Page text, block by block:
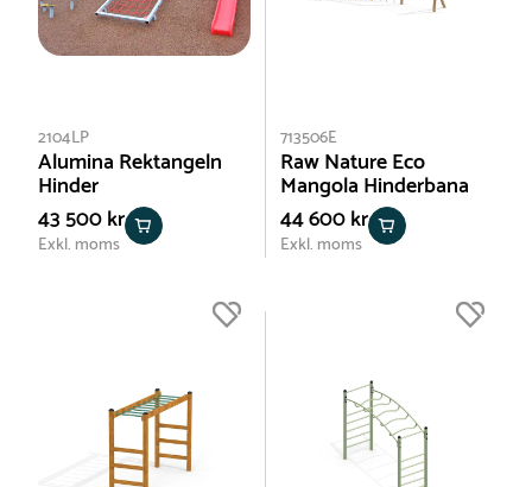
2104LP
Alumina Rektangeln
Hinder
43 500 kr
Exkl. moms
713506E
Raw Nature Eco
Mangola Hinderbana
44 600 kr
Exkl. moms